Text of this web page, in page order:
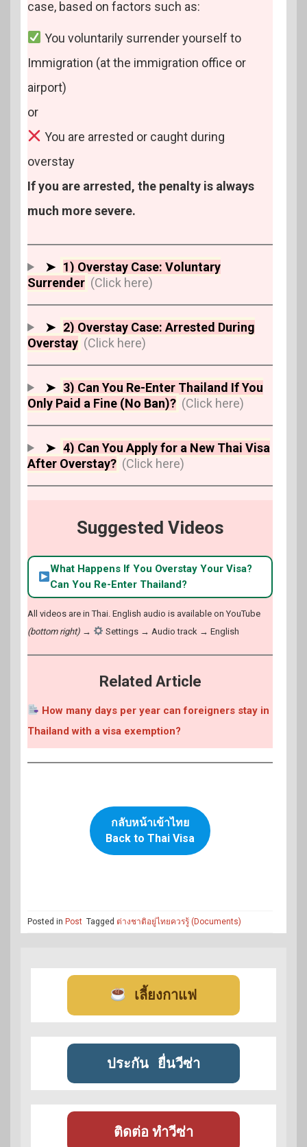
case, based on factors such as:
You voluntarily surrender yourself to
Immigration (at the immigration office or
airport)
or
You are arrested or caught during
overstay
If you are arrested, the penalty is always
much more severe.
➤ 1) Overstay Case: Voluntary
Surrender (Click here)
➤ 2) Overstay Case: Arrested During
Overstay (Click here)
➤ 3) Can You Re-Enter Thailand If You
Only Paid a Fine (No Ban)? (Click here)
➤ 4) Can You Apply for a New Thai Visa
After Overstay? (Click here)
Suggested Videos
What Happens If You Overstay Your Visa?
Can You Re-Enter Thailand?
All videos are in Thai. English audio is available on YouTube
(bottom right) → Settings → Audio track → English
Related Article
How many days per year can foreigners stay in
Thailand with a visa exemption?
กลับหน้าเข้าไทย
Back to Thai Visa
Posted in Post Tagged ต่างชาติอยู่ไทยควรรู้ (Documents)
เลี้ยงกาแฟ
ประกัน ยื่นวีซ่า
ติดต่อ ทำวีซ่า